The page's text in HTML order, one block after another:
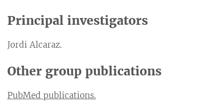
Principal investigators
Jordi Alcaraz.
Other group publications
PubMed publications.